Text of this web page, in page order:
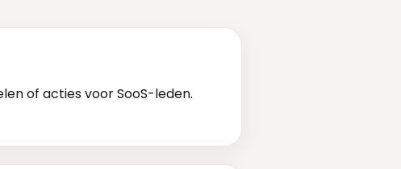
of acties voor SooS-leden.